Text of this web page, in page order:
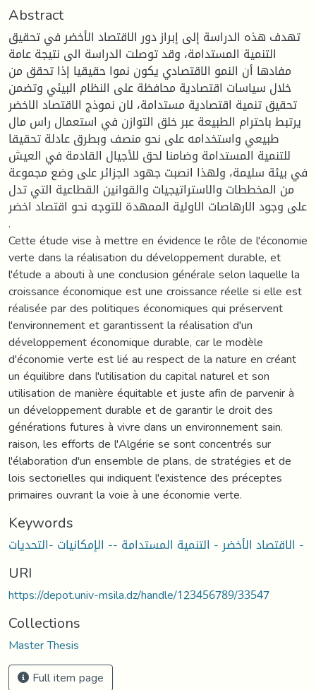
Abstract
تهدف هذه الدراسة إلى إبراز دور الاقتصاد الأخضر في تحقيق
التنمية المستدامة، وقد توصلت الدراسة الى نتيجة عامة
مفادها أن النمو الاقتصادي يكون نموا حقيقيا إذا تحقق من
خلال سياسات اقتصادية محافظة على النظام البيئي وتضمن
تحقيق تنمية اقتصادية مستدامة، لان نموذج الاقتصاد الاخضر
يرتبط باحترام الطبيعة عبر خلق التوازن في استعمال راس مال
طبيعي واستخدامه على نحو منصف وبطرق عادلة تحقيقا
للتنمية المستدامة وضامنا لحق للأجيال القادمة في العيش
في بيئة سليمة، ولهذا انصبت جهود الجزائر على وضع مجموعة
من المخططات والاستراتيجيات والقوانين القطاعية التي تدل
على وجود الارهاصات الاولية الممهدة للتوجه نحو اقتصاد اخضر
.
Cette étude vise à mettre en évidence le rôle de l'économie
verte dans la réalisation du développement durable, et
l'étude a abouti à une conclusion générale selon laquelle la
croissance économique est une croissance réelle si elle est
réalisée par des politiques économiques qui préservent
l'environnement et garantissent la réalisation d'un
développement économique durable, car le modèle
d'économie verte est lié au respect de la nature en créant
un équilibre dans l'utilisation du capital naturel et son
utilisation de manière équitable et juste afin de parvenir à
un développement durable et de garantir le droit des
générations futures à vivre dans un environnement sain.
raison, les efforts de l'Algérie se sont concentrés sur
l'élaboration d'un ensemble de plans, de stratégies et de
lois sectorielles qui indiquent l'existence des préceptes
primaires ouvrant la voie à une économie verte.
Keywords
الاقتصاد الأخضر - التنمية المستدامة -- الإمكانيات -التحديات -
URI
https://depot.univ-msila.dz/handle/123456789/33547
Collections
Master Thesis
Full item page